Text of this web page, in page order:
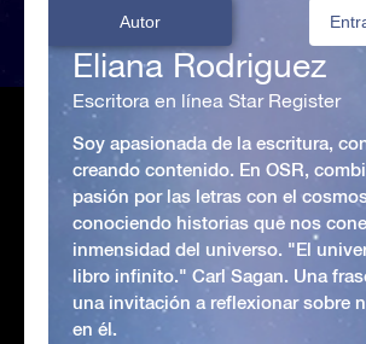
Autor
Eliana Rodriguez
Escritora en línea Star Register
Soy apasionada de la escritura,
creando contenido. En OSR,
pasión por las letras con el
conociendo historias que nos
inmensidad del universo. "El
libro infinito." Carl Sagan. Una
una invitación a reflexionar sobre
en él.